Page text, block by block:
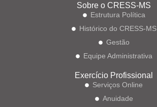
Sobre o CRESS-MS
Estrutura Política
Histórico do CRESS-MS
Gestão
Equipe Administrativa
Exercício Profissional
Serviços Online
Anuidade